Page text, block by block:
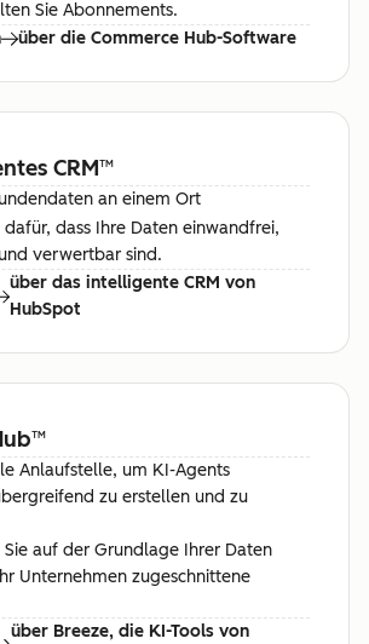
Sie Abonnements.
über die Commerce Hub-Software
CRM™
an einem Ort
dafür, dass Ihre Daten einwandfrei,
verwertbar sind.
über das intelligente CRM von
HubSpot
™
Anlaufstelle, um KI-Agents
zu erstellen und zu
Sie auf der Grundlage Ihrer Daten
Unternehmen zugeschnittene
über Breeze, die KI-Tools von